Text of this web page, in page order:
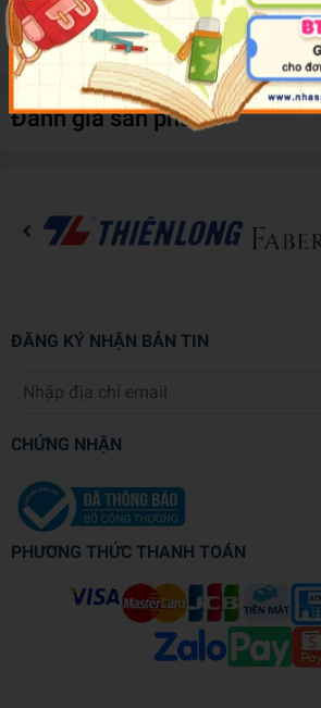
contemporary design and exclusive
Đánh giá sản phẩm
ĐĂNG KÝ NHẬN BẢN TIN
CHỨNG NHẬN
PHƯƠNG THỨC THANH TOÁN